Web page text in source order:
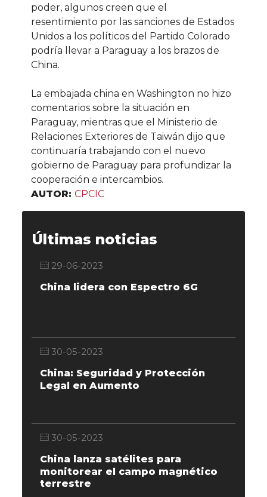
poder, algunos creen que el
resentimiento por las sanciones de Estados
Unidos a los políticos del Partido Colorado
podría llevar a Paraguay a los brazos de
China.
La embajada china en Washington no hizo
comentarios sobre la situación en
Paraguay, mientras que el Ministerio de
Relaciones Exteriores de Taiwán dijo que
continuaría trabajando con el nuevo
gobierno de Paraguay para profundizar la
cooperación e intercambios.
AUTOR:CPCIC
Últimas noticias
29-06-2023
China lidera con Espectro 6G
30-05-2023
China: Seguridad y Protección
Legal en Aumento
30-05-2023
China lanza satélites para
monitorear el campo magnético
terrestre